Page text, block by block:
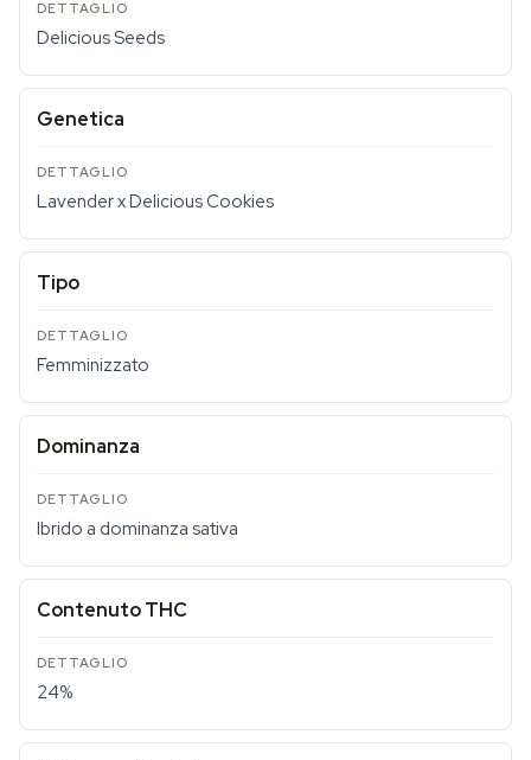
Delicious Seeds
Genetica
Lavender x Delicious Cookies
Tipo
Femminizzato
Dominanza
Ibrido a dominanza sativa
Contenuto THC
24%